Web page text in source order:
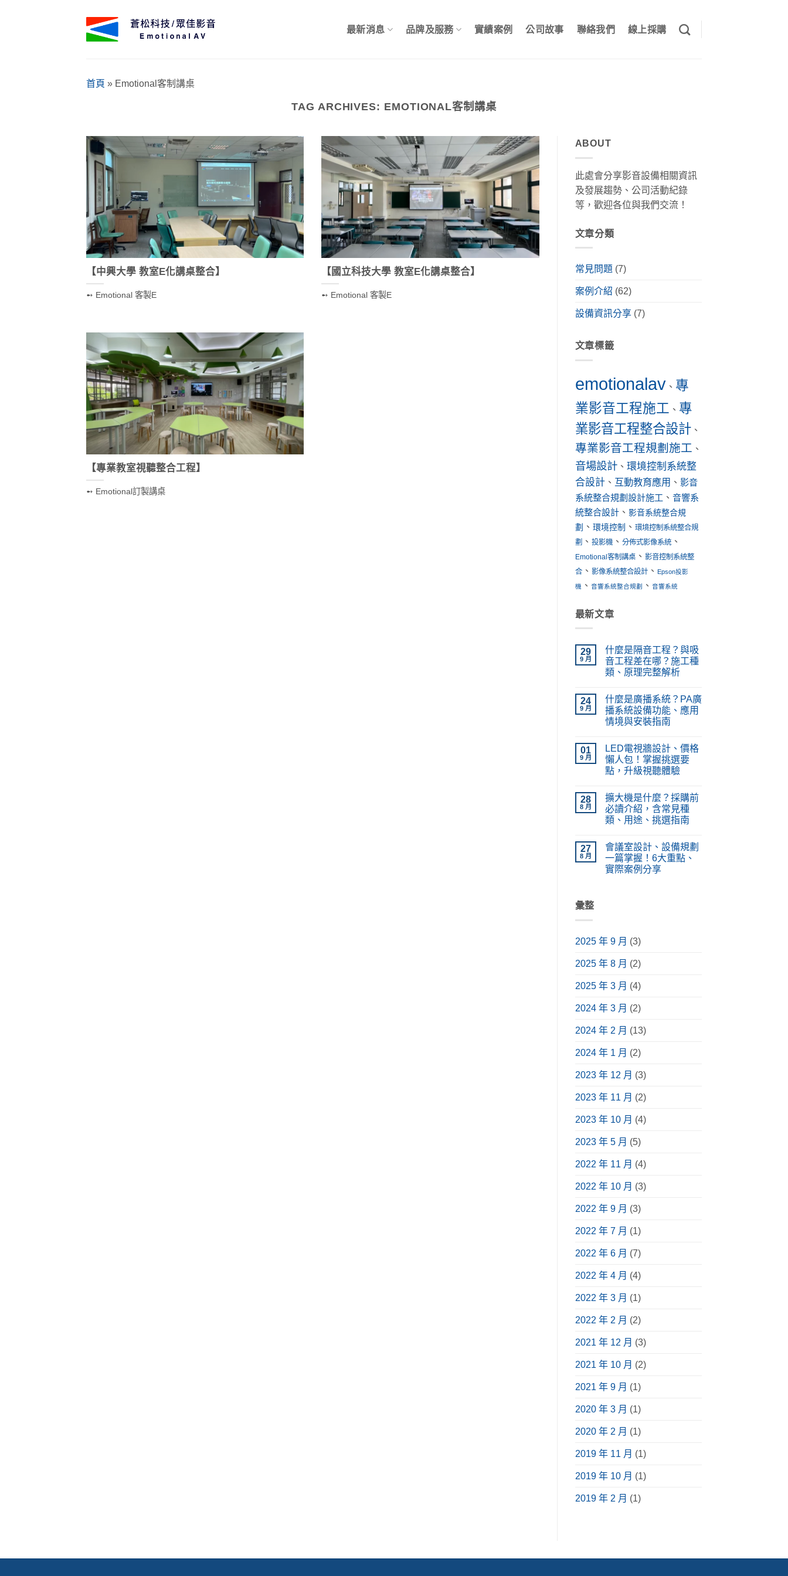
最新消息 品牌及服務 實績案例 公司故事 聯絡我們 線上採購
首頁 » Emotional客制講桌
TAG ARCHIVES: EMOTIONAL客制講桌
【中興大學 教室E化講桌整合】
➻ Emotional 客製E
【國立科技大學 教室E化講桌整合】
➻ Emotional 客製E
【專業教室視聽整合工程】
➻ Emotional訂製講桌
ABOUT
此處會分享影音設備相關資訊
及發展趨勢、公司活動紀錄
等，歡迎各位與我們交流！
文章分類
常見問題 (7)
案例介紹 (62)
設備資訊分享(7)
文章標籤
emotionalav 、 專
業影音工程施工 、 專
業影音工程整合設計、
專業影音工程規劃施工 、
音場設計、 環境控制系統整
合設計、 互動教育應用 、 影音
系統整合規劃設計施工 、 音響系
統整合設計、 影音系統整合規
劃 、 環境控制 、 環境控制系統整合規
劃、 投影機、 分佈式影像系統、
Emotional客制講桌、 影音控制系統整
合、 影像系統整合設計、 Epson投影
機 、 音響系統整合規劃 、 音響系統
最新文章
29
9 月
什麼是隔音工程？與吸
音工程差在哪？施工種
類、原理完整解析
麼
是
隔
音
與
吸
音
工
程
哪？
施
工
種
理
完
整
解
析〉
留
言
24
9 月
什麼是廣播系統？PA廣
播系統設備功能、應用
情境與安裝指南
是
廣
播
PA
廣
播
系
統
功
能、
用
言
01
9 月
LED電視牆設計、價格
懶人包！掌握挑選要
點，升級視聽體驗
電
視
牆
設
格
懶
人
包！
掌
聽
中
留
言
28
8 月
擴大機是什麼？採購前
必讀介紹，含常見種
類、用途、挑選指南
大
什
含
常
種
類、
途、
挑
指
南〉
留
27
8 月
會議室設計、設備規劃
一篇掌握！6大重點、
實際案例分享
規
篇
6
點、
際
案
分
享〉
彙整
2025 年 9 月 (3)
2025 年 8 月 (2)
2025 年 3 月 (4)
2024 年 3 月 (2)
2024 年 2 月 (13)
2024 年 1 月 (2)
2023 年 12 月 (3)
2023 年 11 月 (2)
2023 年 10 月 (4)
2023 年 5 月 (5)
2022 年 11 月 (4)
2022 年 10 月 (3)
2022 年 9 月 (3)
2022 年 7 月 (1)
2022 年 6 月 (7)
2022 年 4 月 (4)
2022 年 3 月 (1)
2022 年 2 月 (2)
2021 年 12 月 (3)
2021 年 10 月 (2)
2021 年 9 月 (1)
2020 年 3 月 (1)
2020 年 2 月 (1)
2019 年 11 月 (1)
2019 年 10 月 (1)
2019 年 2 月 (1)